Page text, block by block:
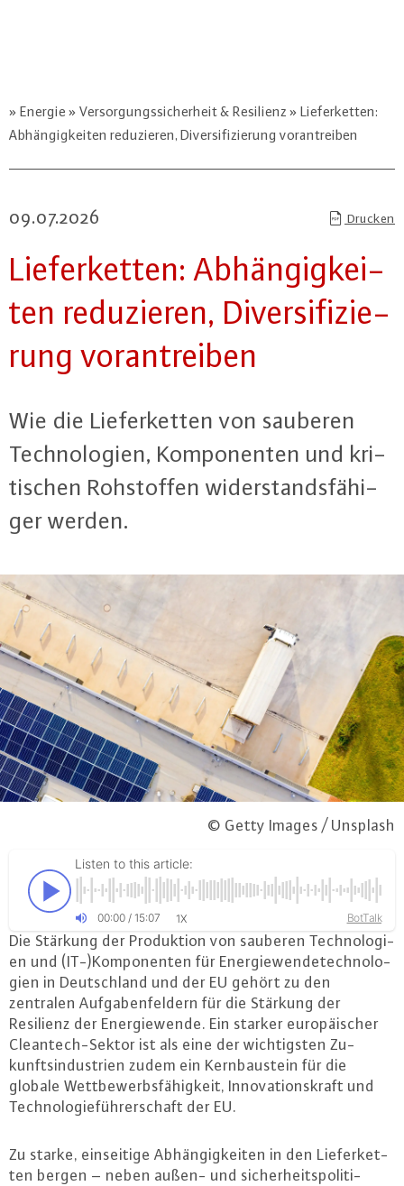
Energie Versorgungssicherheit & Resilienz
Lieferketten:
Abhängigkeiten reduzieren, Diversifizierung vorantreiben
09.07.2026 Drucken
Lie­fer­ket­ten: Ab­hän­gig­kei­
ten re­du­zie­ren, Di­ver­si­fi­zie­
rung vor­an­trei­ben
Wie die Lie­fer­ket­ten von sauberen
Tech­no­lo­gi­en, Kom­po­nen­ten und kri­
ti­schen Roh­stof­fen wi­der­stands­fä­hi­
ger werden.
© Getty Images / Unsplash
Listen to this article:
00:00 / 15:07 1X BotTalk
Die Stärkung der Pro­duk­ti­on von sauberen Tech­no­lo­gi­
en und (IT-)Kom­po­nen­ten für En­er­gie­wen­de­tech­no­lo­
gi­en in Deutsch­land und der EU gehört zu den
zentralen Auf­ga­ben­fel­dern für die Stärkung der
Resilienz der En­er­gie­wen­de. Ein starker eu­ro­päi­scher
Cle­an­tech-Sek­tor ist als eine der wich­tigs­ten Zu­
kunfts­in­dus­tri­en zudem ein Kern­bau­stein für die
globale Wett­be­werbs­fä­hig­keit, In­no­va­ti­ons­kraft und
Tech­no­lo­gie­füh­rer­schaft der EU.
Zu starke, ein­sei­ti­ge Ab­hän­gig­kei­ten in den Lie­fer­ket­
ten bergen – neben außen- und si­cher­heits­po­li­ti­